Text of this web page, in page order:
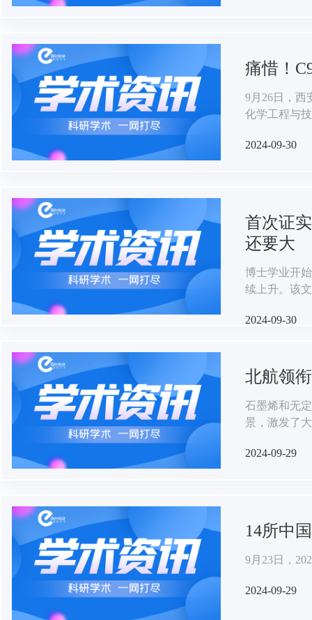
痛惜！
9月26日，西
化学工程与
2024-09-30
首次证
还要大
博士学业开
续上升。该
间更长。 换言之就是，读博对博士生心理健康的持续负面影响, 比父母意外去世还要
2024-09-30
北航领
石墨烯和无
景，激发了
2024-09-29
14所中
9月23日，
2024-09-29